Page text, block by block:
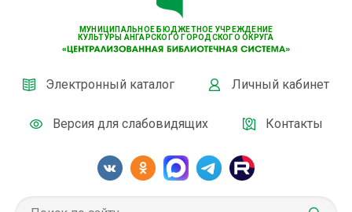
МУНИЦИПАЛЬНОЕ БЮДЖЕТНОЕ УЧРЕЖДЕНИЕ
КУЛЬТУРЫ АНГАРСКОГО ГОРОДСКОГО ОКРУГА
Электронный каталог Личный кабинет
Версия для слабовидящих Контакты